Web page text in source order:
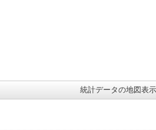
統計データの地図